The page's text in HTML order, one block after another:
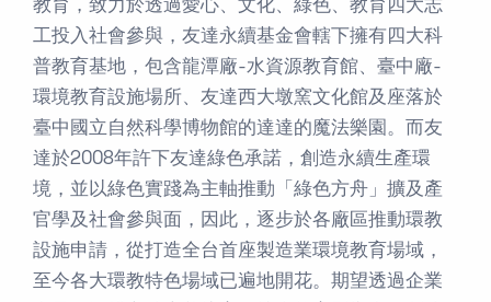
教育，致力於透過愛心、文化、綠色、教育四大志
工投入社會參與，友達永續基金會轄下擁有四大科
普教育基地，包含龍潭廠-水資源教育館、臺中廠-
環境教育設施場所、友達西大墩窯文化館及座落於
臺中國立自然科學博物館的達達的魔法樂園。而友
達於2008年許下友達綠色承諾，創造永續生產環
境，並以綠色實踐為主軸推動「綠色方舟」擴及產
官學及社會參與面，因此，逐步於各廠區推動環教
設施申請，從打造全台首座製造業環境教育場域，
至今各大環教特色場域已遍地開花。期望透過企業